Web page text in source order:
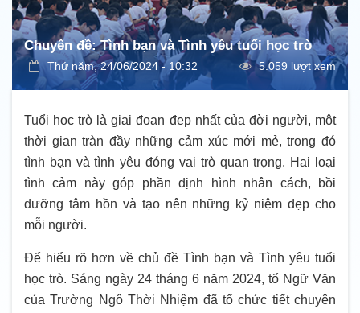
Chuyên đề: Tình bạn và Tình yêu tuổi học trò
Thứ năm, 24/06/2024 - 10:32 5.059 lượt xem
Tuổi học trò là giai đoạn đẹp nhất của đời người, một
thời gian tràn đầy những cảm xúc mới mẻ, trong đó
tình bạn và tình yêu đóng vai trò quan trọng. Hai loại
tình cảm này góp phần định hình nhân cách, bồi
dưỡng tâm hồn và tạo nên những kỷ niệm đẹp cho
mỗi người.
Để hiểu rõ hơn về chủ đề Tình bạn và Tình yêu tuổi
học trò. Sáng ngày 24 tháng 6 năm 2024, tổ Ngữ Văn
của Trường Ngô Thời Nhiệm đã tổ chức tiết chuyên